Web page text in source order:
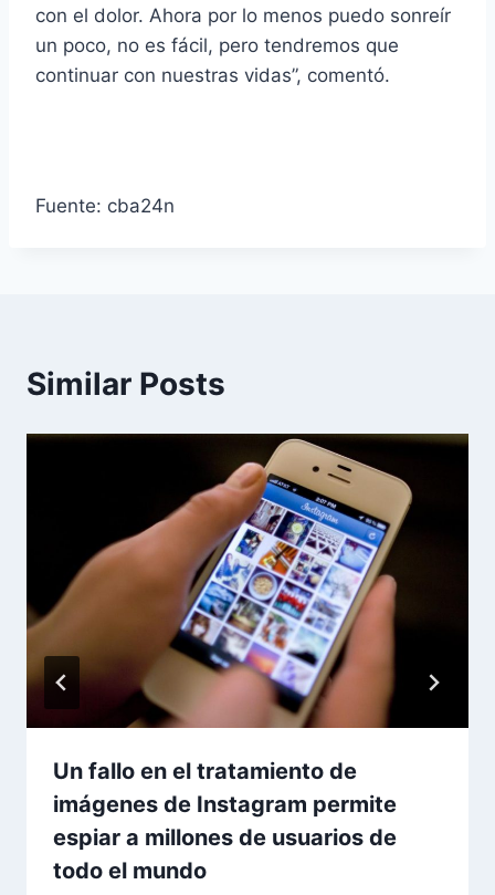
con el dolor. Ahora por lo menos puedo sonreír
un poco, no es fácil, pero tendremos que
continuar con nuestras vidas”, comentó.
Fuente: cba24n
Similar Posts
Un fallo en el tratamiento de
imágenes de Instagram permite
espiar a millones de usuarios de
todo el mundo